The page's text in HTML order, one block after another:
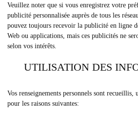
Veuillez noter que si vous enregistrez votre
publicité personnalisée auprès de tous les
pouvez toujours recevoir la publicité en ligne
Web ou applications, mais ces publicités ne
selon vos intérêts.
UTILISATION DES
Vos renseignements personnels sont recueillis,
pour les raisons suivantes: